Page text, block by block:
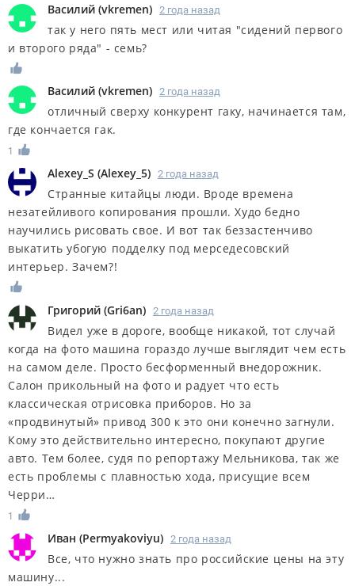
Василий (vkremen) 2 года назад
так у него пять мест или читая "сидений первого
и второго ряда" - семь?
Василий (vkremen) 2 года назад
отличный сверху конкурент гаку, начинается там,
где кончается гак.
1
Alexey_S (Alexey_5) 2 года назад
Странные китайцы люди. Вроде времена
незатейливого копирования прошли. Худо бедно
научились рисовать свое. И вот так беззастенчиво
выкатить убогую подделку под мерседесовский
интерьер. Зачем?!
Григорий (Gri6an) 2 года назад
Видел уже в дороге, вообще никакой, тот случай
когда на фото машина гораздо лучше выглядит чем есть
на самом деле. Просто бесформенный внедорожник.
Салон прикольный на фото и радует что есть
классическая отрисовка приборов. Но за
«продвинутый» привод 300 к это они конечно загнули.
Кому это действительно интересно, покупают другие
авто. Тем более, судя по репортажу Мельникова, так же
есть проблемы с плавностью хода, присущие всем
Черри…
1
Иван (Permyakoviyu) 2 года назад
Все, что нужно знать про российские цены на эту
машину...